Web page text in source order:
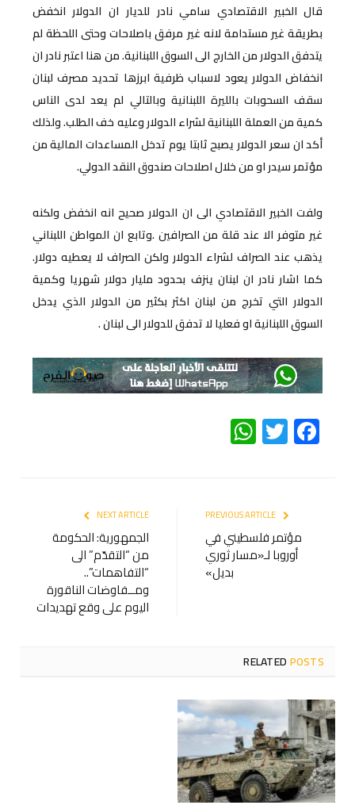
قال الخبير الاقتصادي سامي نادر للديار ان الدولار انخفض
بطريقة غير مستدامة لانه غير مرفق باصلاحات وحتى اللحظة لم
يتدفق الدولار من الخارج الى السوق اللبنانية. من هنا اعتبر نادر ان
انخفاض الدولار يعود لاسباب ظرفية ابرزها تحديد مصرف لبنان
سقف السحوبات بالليرة اللبنانية وبالتالي لم يعد لدى الناس
كمية من العملة اللبنانية لشراء الدولار وعليه خف الطلب. ولذلك
أكد ان سعر الدولار يصبح ثابتا يوم تدخل المساعدات المالية من
مؤتمر سيدر او من خلال اصلاحات صندوق النقد الدولي.
ولفت الخبير الاقتصادي الى ان الدولار صحيح انه انخفض ولكنه
غير متوفر الا عند قلة من الصرافين .وتابع ان المواطن اللبناني
يذهب عند الصراف لشراء الدولار ولكن الصراف لا يعطيه دولار.
كما اشار نادر ان لبنان ينزف بحدود مليار دولار شهريا وكمية
الدولار التي تخرج من لبنان اكثر بكثير من الدولار الذي يدخل
السوق اللبنانية او فعليا لا تدفق للدولار الى لبنان .
Facebook
Twitter
WhatsApp
مؤتمر فلسطيني في
أوروبا لـ«مسار ثوري
بديل»
NEXT ARTICLE
الجمهورية: الحكومة
من “التقدّم” الى
“التفاهمات”..
ومــفاوضات الناقورة
اليوم على وقع تهديدات
RELATEDPOSTS